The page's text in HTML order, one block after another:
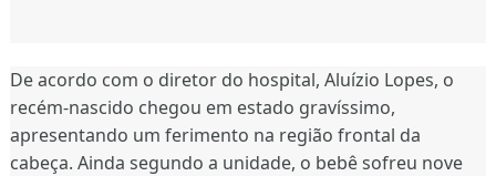
De acordo com o diretor do hospital, Aluízio Lopes, o
recém-nascido chegou em estado gravíssimo,
apresentando um ferimento na região frontal da
cabeça. Ainda segundo a unidade, o bebê sofreu nove